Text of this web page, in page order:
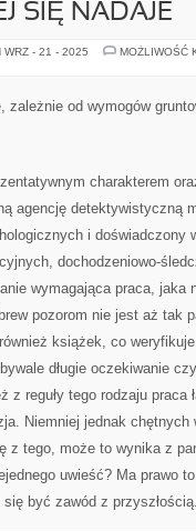
SIĘ NADAJE
WRZ - 21 - 2025
MOŻLIWOŚĆ
zależnie od wymogów
charakterem
agencję detektywistyczną
i doświadczony
dochodzeniowo-
wymagająca praca, jaka
pozorom nie jest aż tak
książek, co
długie oczekiwanie czy
z reguły tego rodzaju praca
Niemniej jednak chętnych
z tego, może to wynika z
uwieść? Ma prawo
być zawód z